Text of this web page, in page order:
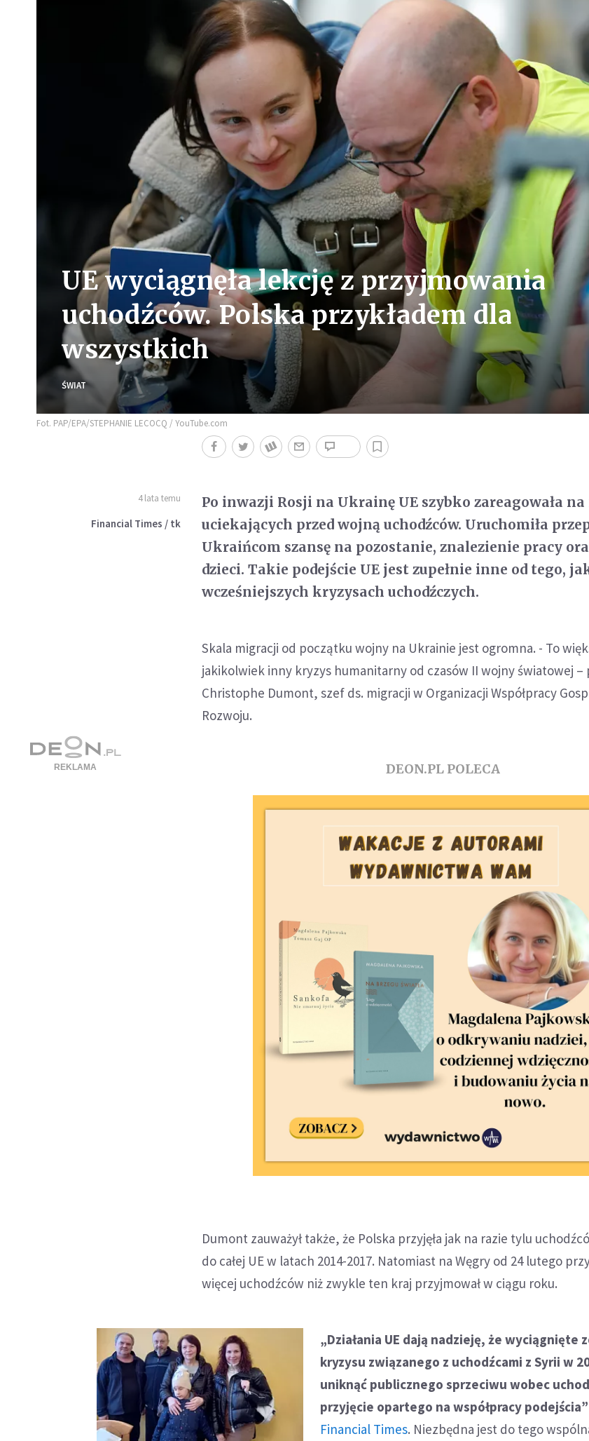
UE wyciągnęła lekcję z przyjmowania
uchodźców. Polska przykładem dla
wszystkich
ŚWIAT
Fot. PAP/EPA/STEPHANIE LECOCQ / YouTube.com
4 lata temu
Financial Times / tk
Po inwazji Rosji na Ukrainę UE szybko zareagowała
uciekających przed wojną uchodźców. Uruchomiła
Ukraińcom szansę na pozostanie, znalezienie pracy
dzieci. Takie podejście UE jest zupełnie inne od tego,
wcześniejszych kryzysach uchodźczych.
Skala migracji od początku wojny na Ukrainie jest ogromna. - To
jakikolwiek inny kryzys humanitarny od czasów II wojny światowej –
Christophe Dumont, szef ds. migracji w Organizacji Współpracy
Rozwoju.
DEON.PL POLECA
Dumont zauważył także, że Polska przyjęła jak na razie tylu
do całej UE w latach 2014-2017. Natomiast na Węgry od 24 lutego
więcej uchodźców niż zwykle ten kraj przyjmował w ciągu roku.
„Działania UE dają nadzieję, że wyciągnięte
kryzysu związanego z uchodźcami z Syrii w
uniknąć publicznego sprzeciwu wobec
przyjęcie opartego na współpracy podejścia”
Financial Times. Niezbędna jest do tego